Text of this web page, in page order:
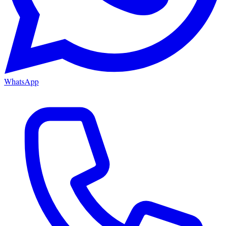
WhatsApp